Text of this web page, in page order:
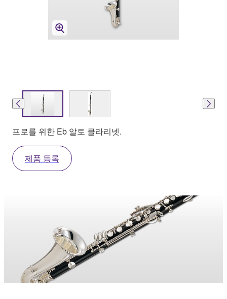
프로를 위한 Eb 알토 클라리넷.
제품 등록